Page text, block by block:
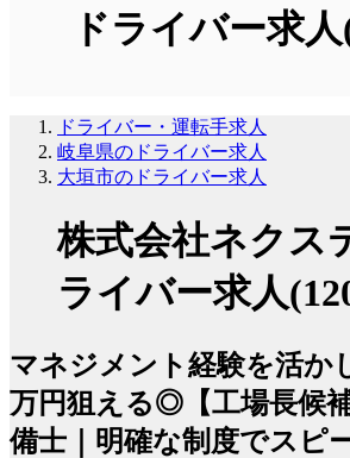
ドライバー求
ドライバー・運転手求人
岐阜県のドライバー求人
大垣市のドライバー求人
株式会社ネクス
ライバー求人
マネジメント経験を活か
万円狙える◎【工場長候
備士｜明確な制度でスピ